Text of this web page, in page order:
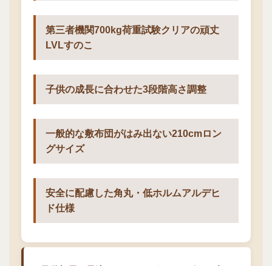
第三者機関700kg荷重試験クリアの頑丈
LVLすのこ
子供の成長に合わせた3段階高さ調整
一般的な敷布団がはみ出ない210cmロン
グサイズ
安全に配慮した角丸・低ホルムアルデヒ
ド仕様